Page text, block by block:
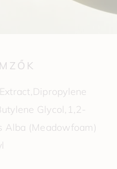
Glycol,1,2-
Alba (Meadowfoam)